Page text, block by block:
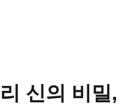
신의 비밀,